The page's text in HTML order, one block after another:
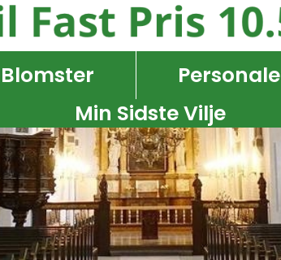
Blomster Personale
Min Sidste Vilje